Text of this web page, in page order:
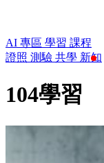
AI 專區 學習 課程
證照 測驗 共學 新知
104學習